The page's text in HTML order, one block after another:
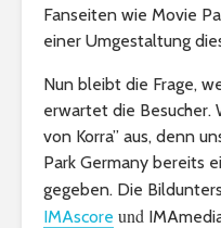
Fanseiten wie Movie
einer Umgestaltung
Nun bleibt die Frage,
erwartet die Besucher.
von Korra” aus, denn
Park Germany bereits
gegeben. Die
IMAscore und